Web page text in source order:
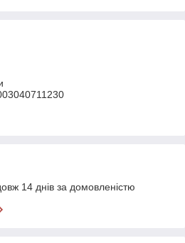
14 днів за домовленістю